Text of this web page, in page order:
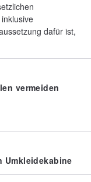
dafür ist,
vermeiden
Umkleidekabine